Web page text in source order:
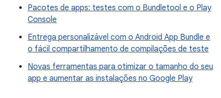
Pacotes de apps: testes com o Bundletool e o Play
Console
Entrega personalizável com o Android App Bundle e
o fácil compartilhamento de compilações de teste
Novas ferramentas para otimizar o tamanho do seu
app e aumentar as instalações no Google Play